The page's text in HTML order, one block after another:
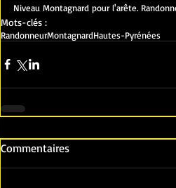
Niveau Montagnard pour l'arête.
Mots-clés :
RandonneurMontagnardHautes-Pyrénées
Commentaires